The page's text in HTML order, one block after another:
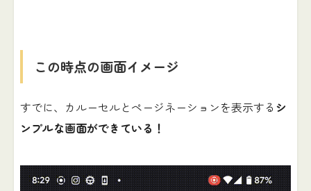
この時点の画面イメージ
すでに、カルーセルとページネーションを表示する シ
ンプルな画面ができている！